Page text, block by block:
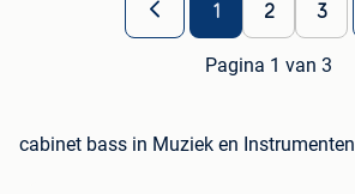
1 2 3
Pagina 1 van 3
cabinet bass in Muziek en Instrumenten